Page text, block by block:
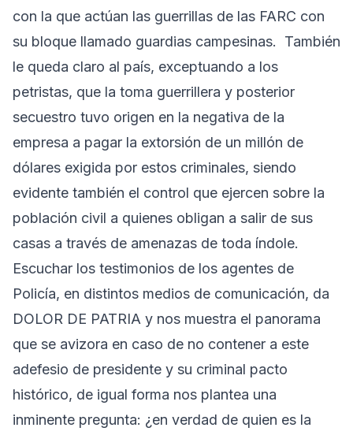
con la que actúan las guerrillas de las FARC con
su bloque llamado guardias campesinas. También
le queda claro al país, exceptuando a los
petristas, que la toma guerrillera y posterior
secuestro tuvo origen en la negativa de la
empresa a pagar la extorsión de un millón de
dólares exigida por estos criminales, siendo
evidente también el control que ejercen sobre la
población civil a quienes obligan a salir de sus
casas a través de amenazas de toda índole.
Escuchar los testimonios de los agentes de
Policía, en distintos medios de comunicación, da
DOLOR DE PATRIA y nos muestra el panorama
que se avizora en caso de no contener a este
adefesio de presidente y su criminal pacto
histórico, de igual forma nos plantea una
inminente pregunta: ¿en verdad de quien es la